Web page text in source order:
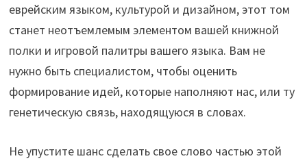
еврейским языком, культурой и дизайном, этот том
станет неотъемлемым элементом вашей книжной
полки и игровой палитры вашего языка. Вам не
нужно быть специалистом, чтобы оценить
формирование идей, которые наполняют нас, или ту
генетическую связь, находящуюся в словах.
Не упустите шанс сделать свое слово частью этой